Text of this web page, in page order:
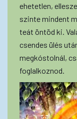
ehetetlen,
szinte mindent
teát öntöd ki.
csendes ülés
megkóstolnál,
foglalkoznod.